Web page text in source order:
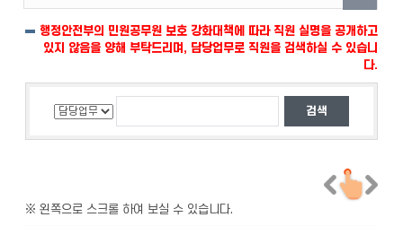
행정안전부의 민원공무원 보호 강화대책에 따라 직원 실명을 공개하고
있지 않음을 양해 부탁드리며, 담당업무로 직원을 검색하실 수 있습니
다.